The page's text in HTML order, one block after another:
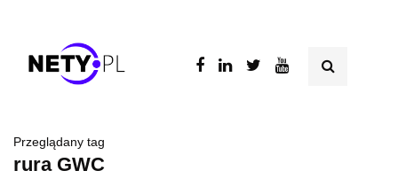
Przeglądany tag
rura GWC